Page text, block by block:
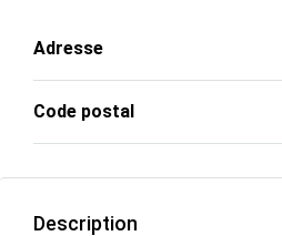
Adresse
Code postal
Description